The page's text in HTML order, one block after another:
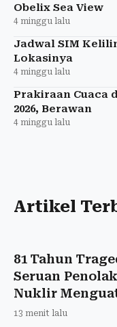
Obelix Sea View
4 minggu lalu
Jadwal SIM
Lokasinya
4 minggu lalu
Prakiraan Cuaca
2026, Berawan
4 minggu lalu
Artikel
81 Tahun
Seruan
Nuklir
13 menit lalu